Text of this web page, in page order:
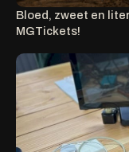
Bloed, zweet en
MGTickets!